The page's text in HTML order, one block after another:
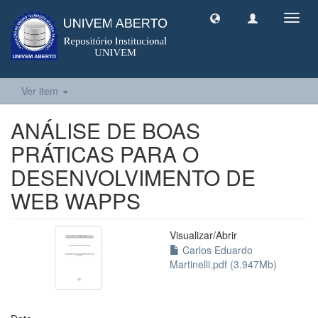
Ver item
ANÁLISE DE BOAS
PRÁTICAS PARA O
DESENVOLVIMENTO DE
WEB WAPPS
Visualizar/Abrir
Carlos Eduardo
Martinelli.pdf (3.947Mb)